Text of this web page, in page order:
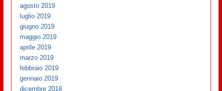
agosto 2019
luglio 2019
giugno 2019
maggio 2019
aprile 2019
marzo 2019
febbraio 2019
gennaio 2019
dicembre 2018